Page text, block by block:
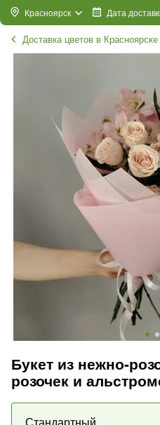
Красноярск Дата
Доставка цветов в Красноярске
Букет из нежно-
розочек и